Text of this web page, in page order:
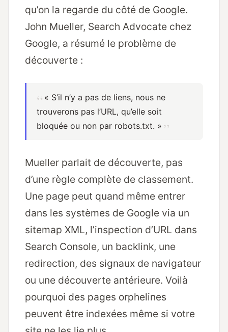
qu’on la regarde du côté de Google.
John Mueller, Search Advocate chez
Google, a résumé le problème de
découverte :
« S’il n’y a pas de liens, nous ne
trouverons pas l’URL, qu’elle soit
bloquée ou non par robots.txt. »
Mueller parlait de découverte, pas
d’une règle complète de classement.
Une page peut quand même entrer
dans les systèmes de Google via un
sitemap XML, l’inspection d’URL dans
Search Console, un backlink, une
redirection, des signaux de navigateur
ou une découverte antérieure. Voilà
pourquoi des pages orphelines
peuvent être indexées même si votre